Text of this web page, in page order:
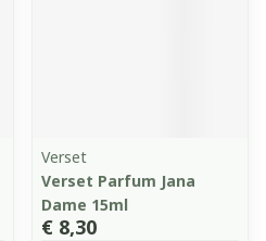
Verset
Verset Parfum Jana
Dame 15ml
€ 8,30